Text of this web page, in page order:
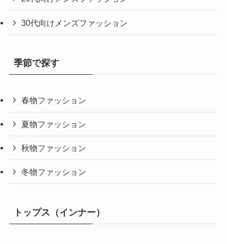
30代向けメンズファッション
季節で探す
春物ファッション
夏物ファッション
秋物ファッション
冬物ファッション
トップス（インナー）